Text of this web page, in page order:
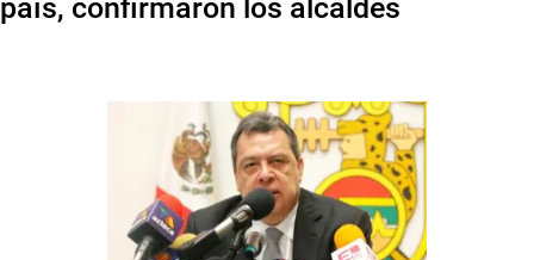
país, confirmaron los alcaldes